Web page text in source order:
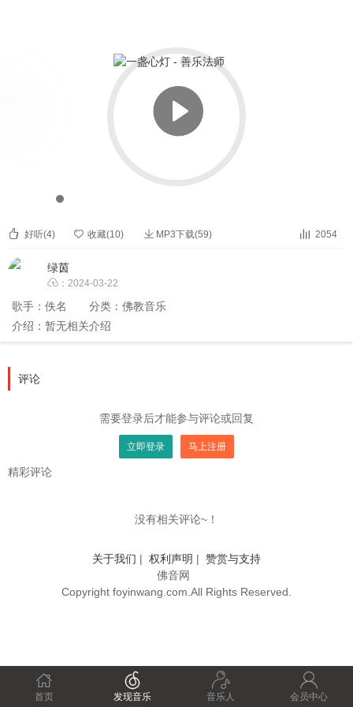
 好听(4)  收藏(10)  MP3下载(59)  2054
绿茵
 ：2024-03-22
歌手： 佚名 分类： 佛教音乐
介绍：暂无相关介绍
评论
需要登录后才能参与评论或回复
立即登录 马上注册
精彩评论
没有相关评论~！
关于我们 | 权利声明 | 赞赏与支持
佛音网
Copyright foyinwang.com.All Rights Reserved.

首页

发现音乐

音乐人

会员中心